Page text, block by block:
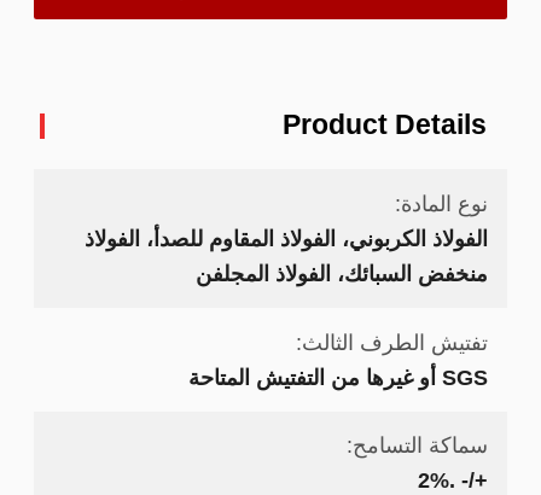
Product Details
نوع المادة:
الفولاذ الكربوني، الفولاذ المقاوم للصدأ، الفولاذ
منخفض السبائك، الفولاذ المجلفن
تفتيش الطرف الثالث:
SGS أو غيرها من التفتيش المتاحة
سماكة التسامح:
+/- .2%